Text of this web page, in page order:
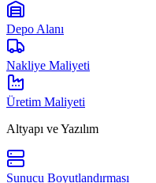
Depo Alanı
Nakliye Maliyeti
Üretim Maliyeti
Altyapı ve Yazılım
Sunucu Boyutlandırması